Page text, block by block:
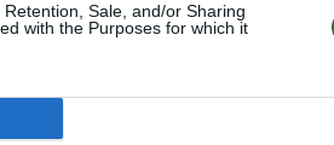
Sale, and/or Sharing
with the Purposes for which it